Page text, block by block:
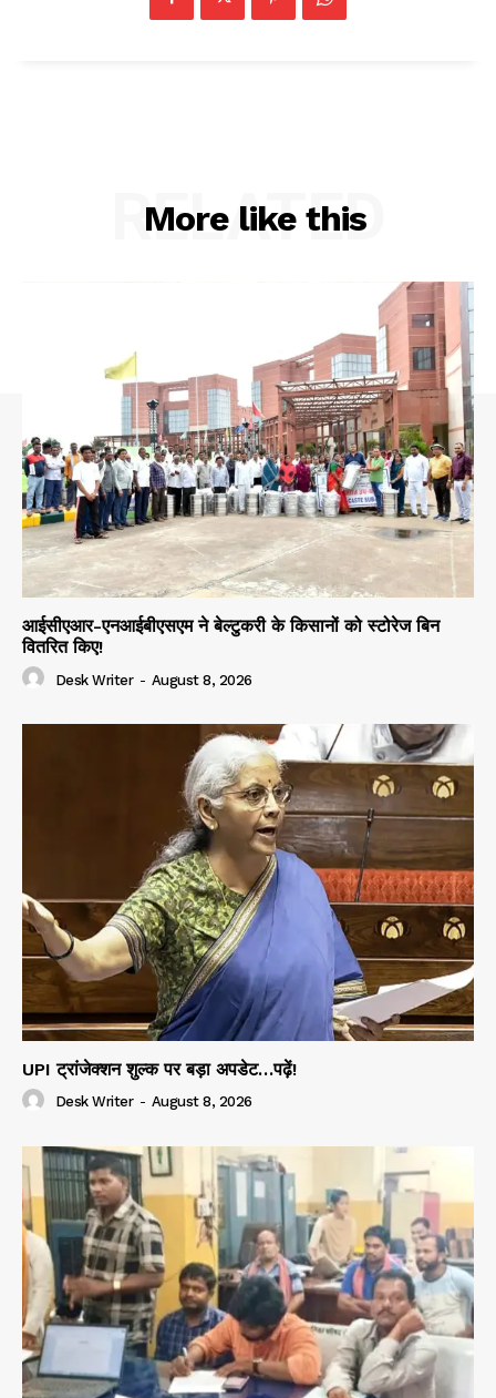
More like this
RELATED
आईसीएआर-एनआईबीएसएम ने बेल्टुकरी के किसानों को स्टोरेज बिन
वितरित किए!
Desk Writer - August 8, 2026
UPI ट्रांजेक्शन शुल्क पर बड़ा अपडेट…पढ़ें!
Desk Writer - August 8, 2026